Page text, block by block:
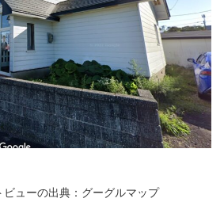
ビューの出典：グーグルマップ